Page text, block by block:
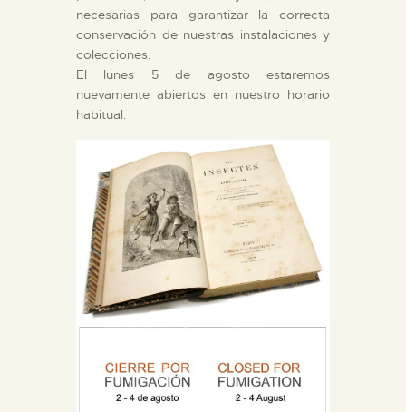
ESPAÑOL
PREPARAR LA VISITA
ACTIVIDADES
█
EL MUSEO
COLECCIONES
DIDÁCTICA
necesarias para garantizar la correcta
conservación de nuestras instalaciones y
colecciones.
El lunes 5 de agosto estaremos
nuevamente abiertos en nuestro horario
habitual.